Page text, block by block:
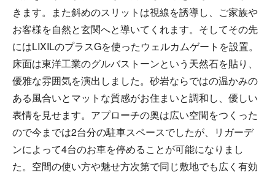
きます。また斜めのスリットは視線を誘導し、ご家族や
お客様を自然と玄関へと導いてくれます。そしてその先
にはLIXILのプラスGを使ったウェルカムゲートを設置。
床面は東洋工業のグルバストーンという天然石を貼り、
優雅な雰囲気を演出しました。砂岩ならではの温かみの
ある風合いとマットな質感がお住まいと調和し、優しい
表情を見せます。アプローチの奥は広い空間をつくった
ので今までは2台分の駐車スペースでしたが、リガーデ
ンによって4台のお車を停めることが可能になりまし
た。空間の使い方や魅せ方次第で同じ敷地でも広く有効